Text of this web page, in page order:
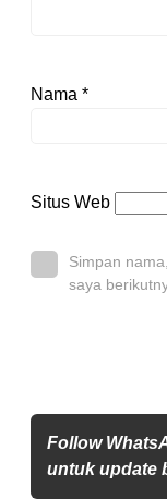
Nama *
Situs Web
Simpan
saya
Follow
untuk update